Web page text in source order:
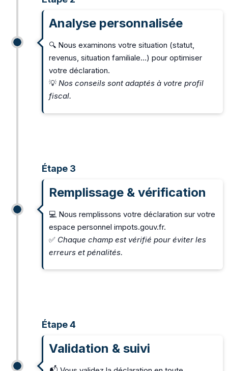
Analyse personnalisée
🔍 Nous examinons votre situation (statut,
revenus, situation familiale…) pour optimiser
votre déclaration.
💡Nos conseils sont adaptés à votre profil
fiscal.
Étape 3
Remplissage & vérification
💻 Nous remplissons votre déclaration sur votre
espace personnel impots.gouv.fr.
✅ Chaque champ est vérifié pour éviter les
erreurs et pénalités.
Étape 4
Validation & suivi